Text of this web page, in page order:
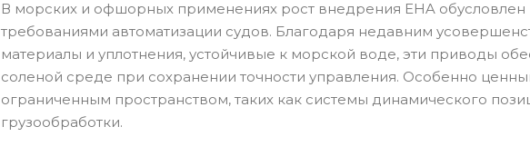
В морских и офшорных применениях рост внедрения EHA
требованиями автоматизации судов. Благодаря недавним
материалы и уплотнения, устойчивые к морской воде, эти приводы
соленой среде при сохранении точности управления. Особенно
ограниченным пространством, таких как системы динамического
грузообработки.